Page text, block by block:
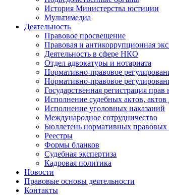
История Министерства юстиции
Мультимедиа
Деятельность
Правовое просвещение
Правовая и антикоррупционная
Деятельность в сфере НКО
Отдел адвокатуры и нотариата
Нормативно-правовое
Нормативно-правовое
Государственная регистрация
Исполнение судебных актов,
Исполнение уголовных наказаний
Международное сотрудничество
Бюллетень нормативных правовых
Реестры
Формы бланков
Судебная экспертиза
Кадровая политика
Новости
Правовые основы деятельности
Контакты